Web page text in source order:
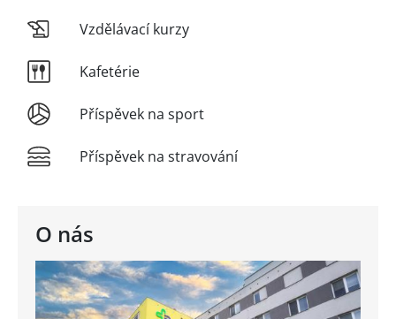
O nás
Vzdělávací kurzy
Kafetérie
Příspěvek na sport
Příspěvek na stravování